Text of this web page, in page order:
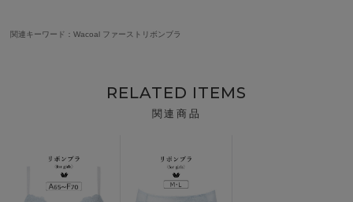
関連キーワード：Wacoal ファーストリボンブラ
RELATED ITEMS
関連商品